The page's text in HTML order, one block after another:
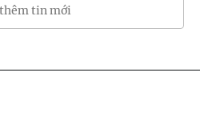
tin mới